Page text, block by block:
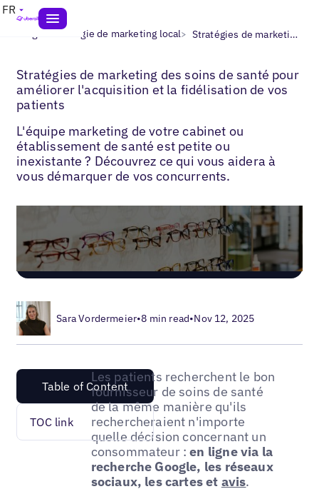
FR
Blogs> Stratégie de marketing local> Stratégies de marketing sanitaire
Stratégies de marketing des soins de santé pour
améliorer l'acquisition et la fidélisation de vos
patients
L'équipe marketing de votre cabinet ou
établissement de santé est petite ou
inexistante ? Découvrez ce qui vous aidera à
vous démarquer de vos concurrents.
Sara Vordermeier•8 min read•Nov 12, 2025
Table of Content
TOC link
Les patients recherchent le bon
fournisseur de soins de santé
de la même manière qu'ils
rechercheraient n'importe
quelle décision concernant un
consommateur :en ligne via la
recherche Google, les réseaux
sociaux, les cartes et avis.